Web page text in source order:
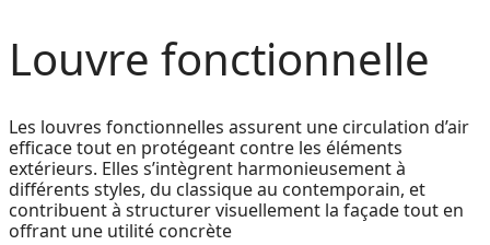
Louvre fonctionnelle
Les louvres fonctionnelles assurent une circulation d’air
efficace tout en protégeant contre les éléments
extérieurs. Elles s’intègrent harmonieusement à
différents styles, du classique au contemporain, et
contribuent à structurer visuellement la façade tout en
offrant une utilité concrète